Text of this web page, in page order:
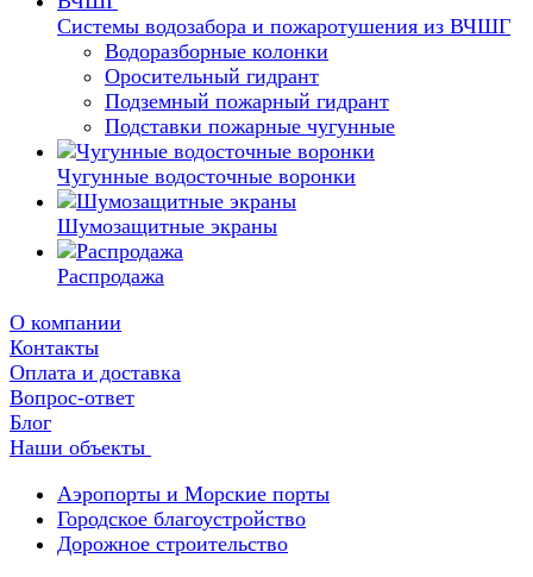
Системы водозабора и пожаротушения из ВЧШГ
Водоразборные колонки
Оросительный гидрант
Подземный пожарный гидрант
Подставки пожарные чугунные
Чугунные водосточные воронки
Шумозащитные экраны
Распродажа
О компании
Контакты
Оплата и доставка
Вопрос-ответ
Блог
Наши объекты
Аэропорты и Морские порты
Городское благоустройство
Дорожное строительство